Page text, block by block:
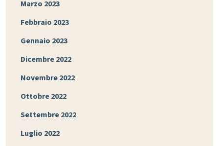
Marzo 2023
Febbraio 2023
Gennaio 2023
Dicembre 2022
Novembre 2022
Ottobre 2022
Settembre 2022
Luglio 2022